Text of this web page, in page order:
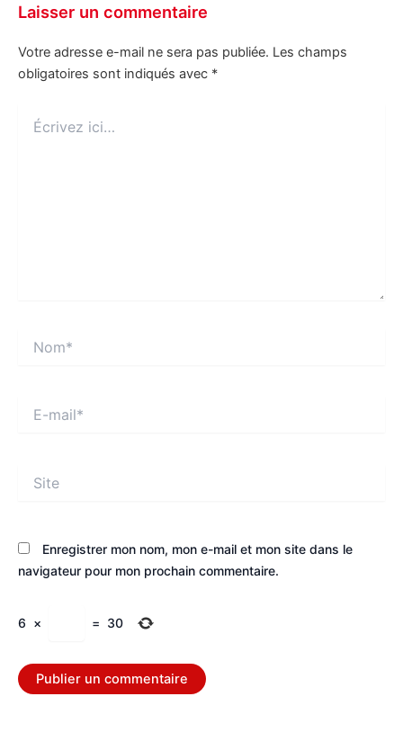
Laisser un commentaire
Votre adresse e-mail ne sera pas publiée. Les champs
obligatoires sont indiqués avec *
ici…
mail*
Enregistrer mon nom, mon e-mail et mon site dans le
navigateur pour mon prochain commentaire.
6 × = 30